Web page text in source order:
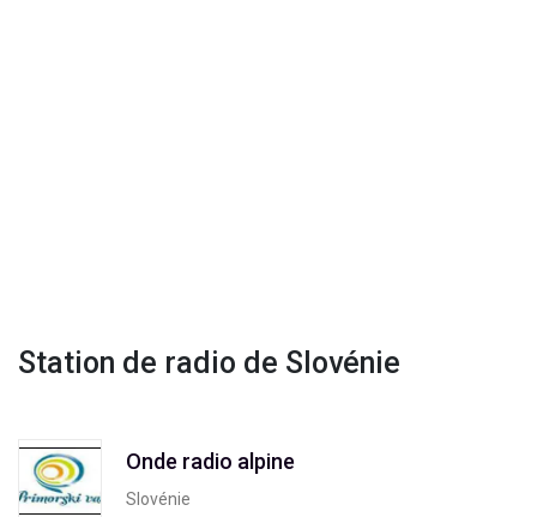
Station de radio de Slovénie
Onde radio alpine
Slovénie